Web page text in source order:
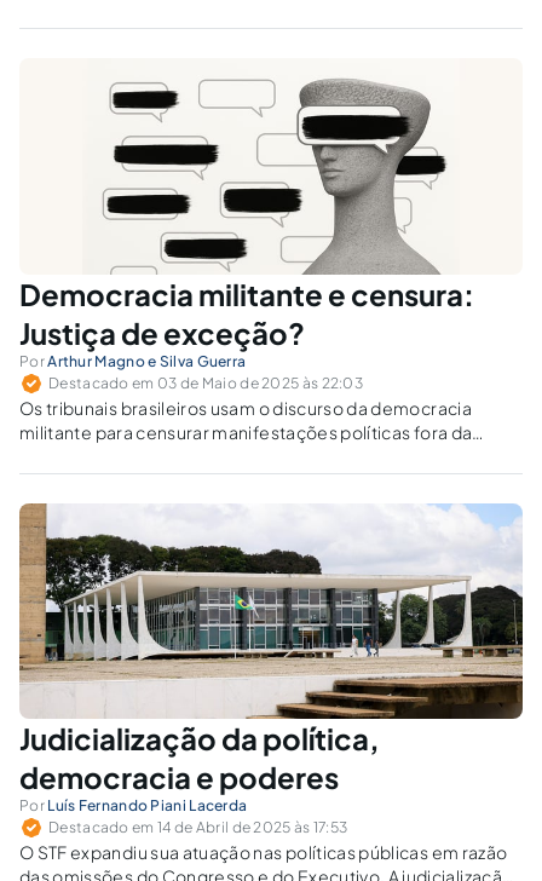
dizem respeito a pautas de interesse dos
atuação da corte causa polêmicas e...
Democracia militante e censura:
Justiça de exceção?
PorArthur Magno e Silva Guerra
Destacado em 03 de Maio de 2025 às 22:03
Os tribunais brasileiros usam o discurso da democracia
militante para censurar manifestações políticas fora da
Judicialização da política,
democracia e poderes
Por Luís Fernando Piani Lacerda
Destacado em 14 de Abril de 2025 às 17:53
O STF expandiu sua atuação nas políticas públicas em razão
das omissões do Congresso e do Executivo. A judicialização